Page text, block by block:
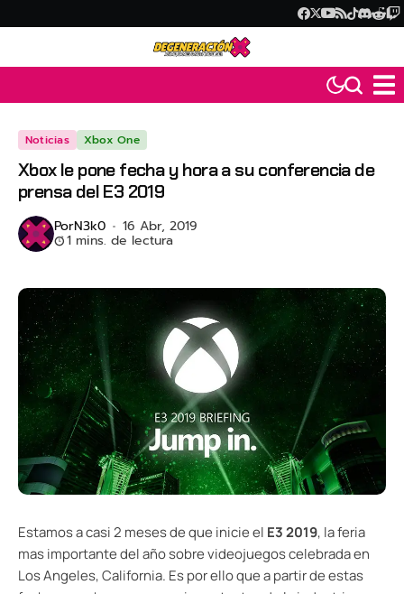
Noticias Xbox One
Xbox le pone fecha y hora a su conferencia de
prensa del E3 2019
PorN3k0 16 Abr, 2019
1 mins. de lectura
Estamos a casi 2 meses de que inicie el E3 2019, la feria
mas importante del año sobre videojuegos celebrada en
Los Angeles, California. Es por ello que a partir de estas